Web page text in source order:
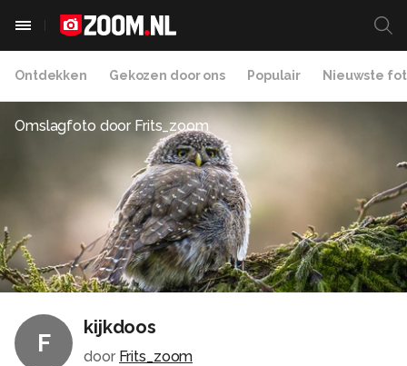
Ontdekken Gekozen door ons Populair Nieuwste
Omslagfoto door Frits_zoom
F
kijkdoos
door Frits_zoom